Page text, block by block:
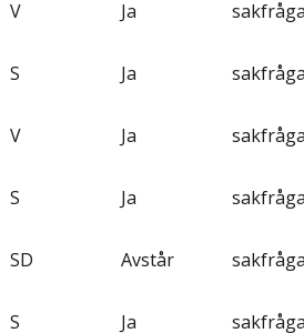
V Ja
S Ja
V Ja
S Ja
SD Avstår
S Ja